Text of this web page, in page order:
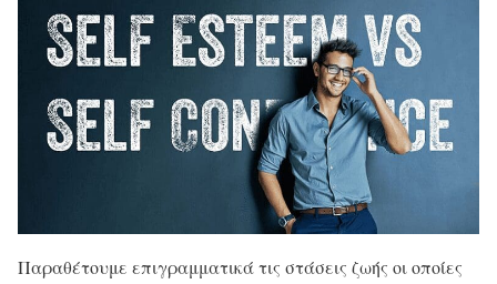
Παραθέτουμε επιγραμματικά τις στάσεις ζωής οι οποίες